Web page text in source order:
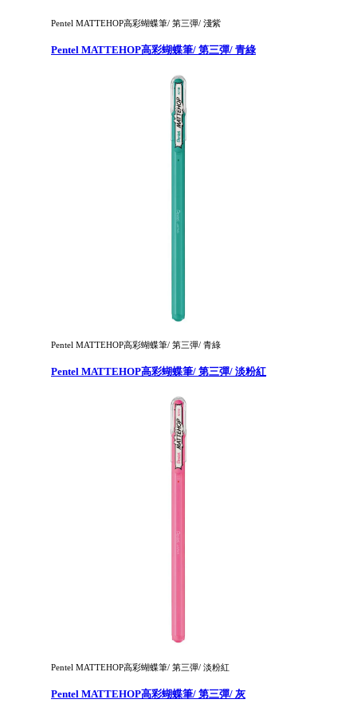
Pentel MATTEHOP高彩蝴蝶筆/ 第三彈/ 淺紫
Pentel MATTEHOP高彩蝴蝶筆/ 第三彈/ 青綠
Pentel MATTEHOP高彩蝴蝶筆/ 第三彈/ 青綠
Pentel MATTEHOP高彩蝴蝶筆/ 第三彈/ 淡粉紅
Pentel MATTEHOP高彩蝴蝶筆/ 第三彈/ 淡粉紅
Pentel MATTEHOP高彩蝴蝶筆/ 第三彈/ 灰